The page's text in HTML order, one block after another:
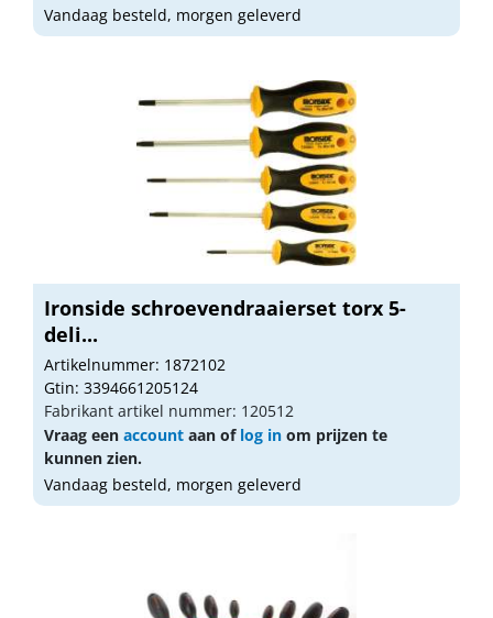
Vandaag besteld, morgen geleverd
Ironside schroevendraaierset torx 5-
deli...
Artikelnummer: 1872102
Gtin: 3394661205124
Fabrikant artikel nummer: 120512
Vraag een account aan of log in om prijzen te
kunnen zien.
Vandaag besteld, morgen geleverd